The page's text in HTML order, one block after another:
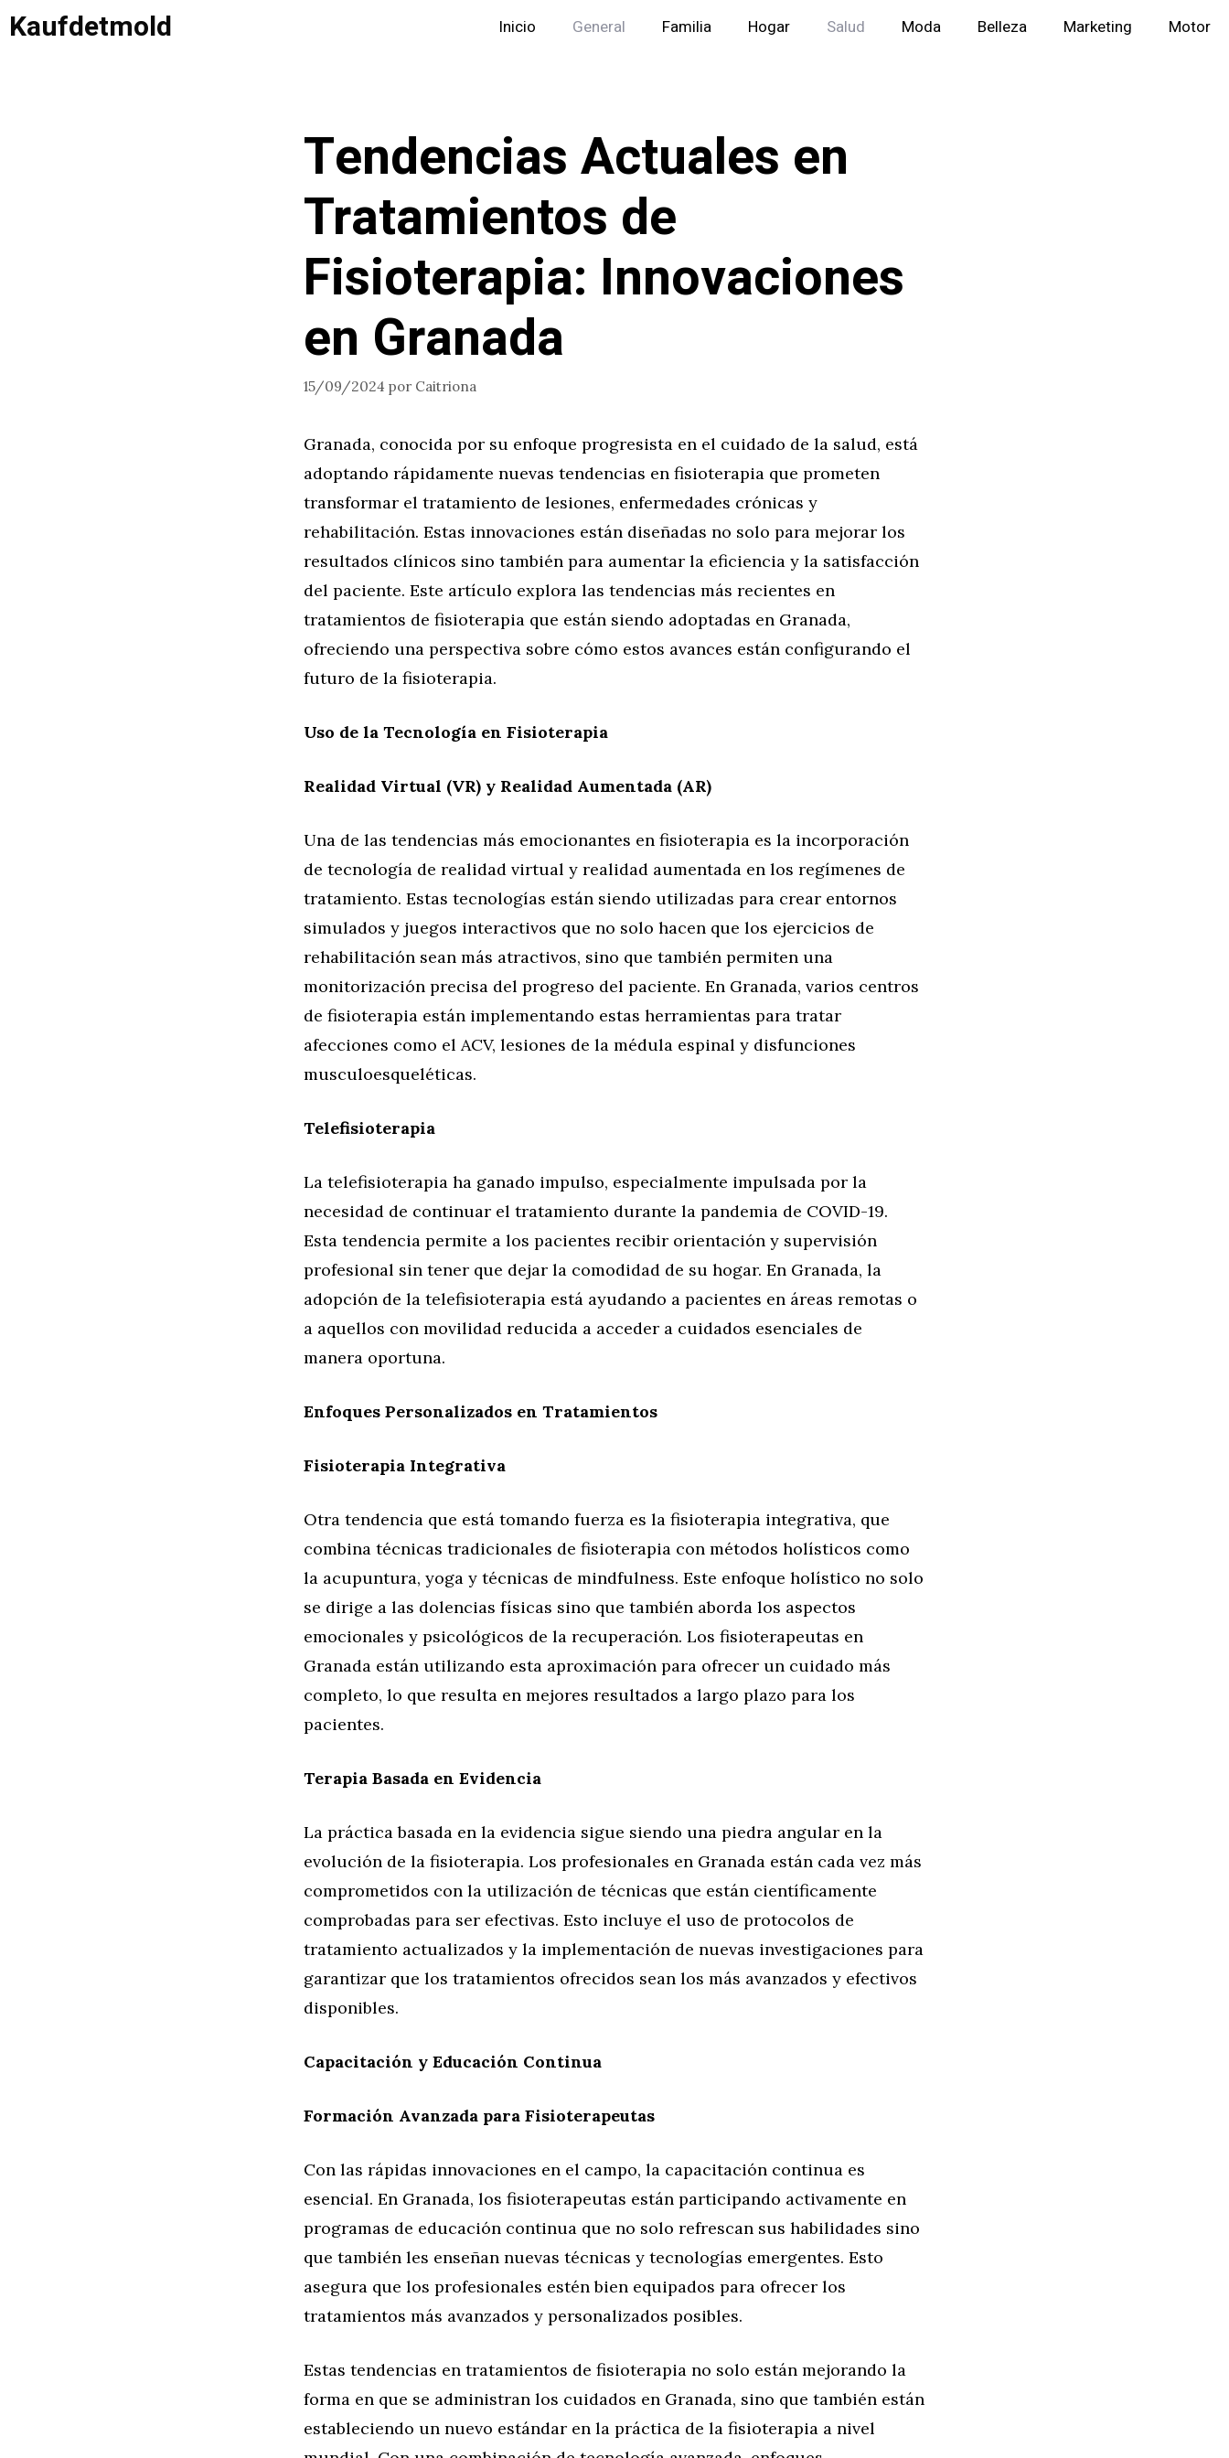
Saltar
alKaufdetmold Inicio General Familia Hogar Salud Moda Belleza Marketing Motor
Tendencias Actuales en
Tratamientos de
Fisioterapia: Innovaciones
en Granada
15/09/2024 por Caitriona
Granada, conocida por su enfoque progresista en el cuidado de la salud, está
adoptando rápidamente nuevas tendencias en fisioterapia que prometen
transformar el tratamiento de lesiones, enfermedades crónicas y
rehabilitación. Estas innovaciones están diseñadas no solo para mejorar los
resultados clínicos sino también para aumentar la eficiencia y la satisfacción
del paciente. Este artículo explora las tendencias más recientes en
tratamientos de fisioterapia que están siendo adoptadas en Granada,
ofreciendo una perspectiva sobre cómo estos avances están configurando el
futuro de la fisioterapia.
Uso de la Tecnología en Fisioterapia
Realidad Virtual (VR) y Realidad Aumentada (AR)
Una de las tendencias más emocionantes en fisioterapia es la incorporación
de tecnología de realidad virtual y realidad aumentada en los regímenes de
tratamiento. Estas tecnologías están siendo utilizadas para crear entornos
simulados y juegos interactivos que no solo hacen que los ejercicios de
rehabilitación sean más atractivos, sino que también permiten una
monitorización precisa del progreso del paciente. En Granada, varios centros
de fisioterapia están implementando estas herramientas para tratar
afecciones como el ACV, lesiones de la médula espinal y disfunciones
musculoesqueléticas.
Telefisioterapia
La telefisioterapia ha ganado impulso, especialmente impulsada por la
necesidad de continuar el tratamiento durante la pandemia de COVID-19.
Esta tendencia permite a los pacientes recibir orientación y supervisión
profesional sin tener que dejar la comodidad de su hogar. En Granada, la
adopción de la telefisioterapia está ayudando a pacientes en áreas remotas o
a aquellos con movilidad reducida a acceder a cuidados esenciales de
manera oportuna.
Enfoques Personalizados en Tratamientos
Fisioterapia Integrativa
Otra tendencia que está tomando fuerza es la fisioterapia integrativa, que
combina técnicas tradicionales de fisioterapia con métodos holísticos como
la acupuntura, yoga y técnicas de mindfulness. Este enfoque holístico no solo
se dirige a las dolencias físicas sino que también aborda los aspectos
emocionales y psicológicos de la recuperación. Los fisioterapeutas en
Granada están utilizando esta aproximación para ofrecer un cuidado más
completo, lo que resulta en mejores resultados a largo plazo para los
pacientes.
Terapia Basada en Evidencia
La práctica basada en la evidencia sigue siendo una piedra angular en la
evolución de la fisioterapia. Los profesionales en Granada están cada vez más
comprometidos con la utilización de técnicas que están científicamente
comprobadas para ser efectivas. Esto incluye el uso de protocolos de
tratamiento actualizados y la implementación de nuevas investigaciones para
garantizar que los tratamientos ofrecidos sean los más avanzados y efectivos
disponibles.
Capacitación y Educación Continua
Formación Avanzada para Fisioterapeutas
Con las rápidas innovaciones en el campo, la capacitación continua es
esencial. En Granada, los fisioterapeutas están participando activamente en
programas de educación continua que no solo refrescan sus habilidades sino
que también les enseñan nuevas técnicas y tecnologías emergentes. Esto
asegura que los profesionales estén bien equipados para ofrecer los
tratamientos más avanzados y personalizados posibles.
Estas tendencias en tratamientos de fisioterapia no solo están mejorando la
forma en que se administran los cuidados en Granada, sino que también están
estableciendo un nuevo estándar en la práctica de la fisioterapia a nivel